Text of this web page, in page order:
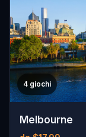
4 giochi
Melbourne